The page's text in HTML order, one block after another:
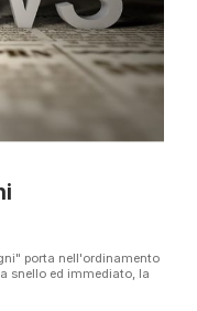
porta nell'ordinamento
snello ed immediato, la